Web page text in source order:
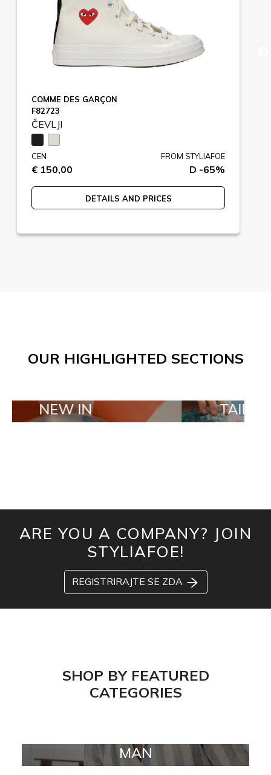
COMME DES GARÇON
F82723
ČEVLJI
CEN
€ 150,00
FROM STYLIAFOE
D -65%
DETAILS AND PRICES
OUR HIGHLIGHTED SECTIONS
TAILOR MADE
ARE YOU A COMPANY? JOIN
STYLIAFOE!
REGISTRIRAJTE SE ZDA
SHOP BY FEATURED
CATEGORIES
MAN